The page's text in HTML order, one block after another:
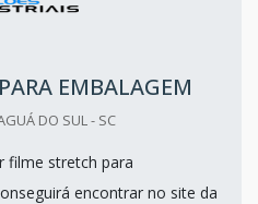
EMBALAGEM
DO SUL - SC
filme stretch para
encontrar no site da